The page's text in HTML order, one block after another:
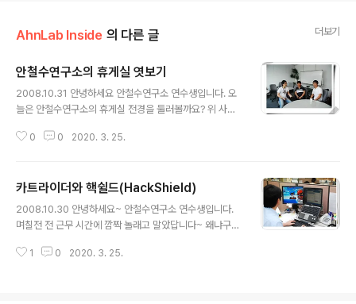
AhnLab Inside 의 다른 글 더보기
안철수연구소의 휴게실 엿보기
2008.10.31 안녕하세요 안철수연구소 연수생입니다. 오
늘은 안철수연구소의 휴게실 전경을 둘러볼까요? 위 사진
연구소 휴게실 중에 가장 쾌적하고 넓은 휴게 공간인 거 같
예뻐요~ 여기서 "공짜로" (대머리 벗겨질라 ㅋㅋ) 직원들
의 편의를 위해 구비된 커피와 각종 차, 물, 냉장고, 자판기
를 이용할 수 있죠. 참, 안철수연구소의 자판기 음료수들은
가기가 꺼려진답니다 *^^*
0 0 2020. 3. 25.
카트라이더와 핵쉴드(HackShield)
2008.10.30 안녕하세요~ 안철수연구소 연수생입니다.
며칠전 전 근무 시간에 깜짝 놀래고 말았답니다~ 왜냐구
다니.. 충격충격!!! 안철수연구소의 온라인 게임보안솔루션
1 0 2020. 3. 25.